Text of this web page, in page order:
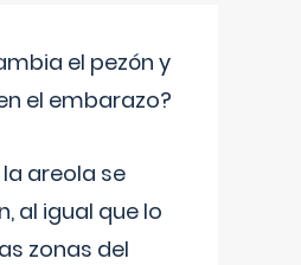
el pezón y
el embarazo?
la areola se
al igual que lo
zonas del